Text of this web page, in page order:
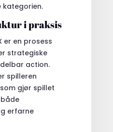
kategorien.
i praksis
er en prosess
strategiske
action.
spilleren
gjør spillet
erfarne